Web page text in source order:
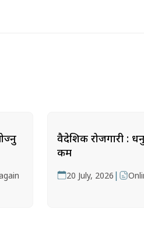
वैदेशिक रोजगारी :
कम
20 July, 2026 |